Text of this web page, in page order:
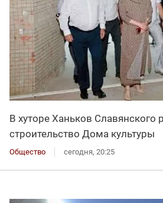
В хуторе Ханьков
строительство Дома культуры
Общество сегодня, 20:25